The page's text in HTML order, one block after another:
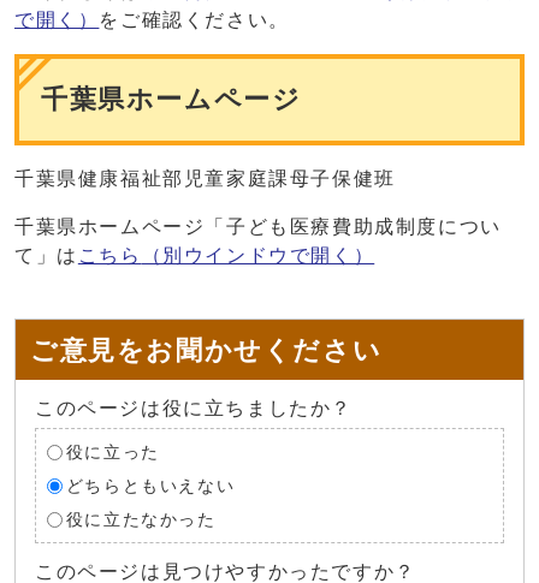
で開く） をご確認ください。
千葉県ホームページ
千葉県健康福祉部児童家庭課母子保健班
千葉県ホームページ「子ども医療費助成制度につい
て」は こちら （別ウインドウで開く）
ご意見をお聞かせください
このページは役に立ちましたか？
役に立った
どちらともいえない
役に立たなかった
このページは見つけやすかったですか？